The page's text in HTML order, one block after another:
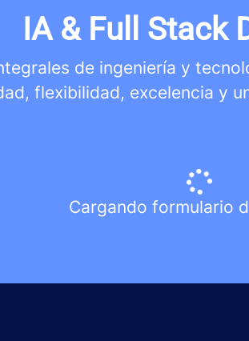
IA & Full Stack
de ingeniería y
flexibilidad, excelencia y
Cargando formulario